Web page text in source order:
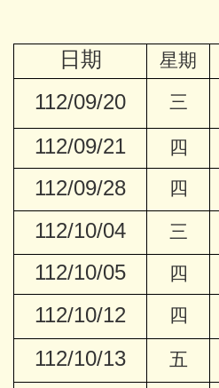
日期 星期
112/09/20 三
112/09/21
四
112/09/28 四
112/10/04
三
112/10/05 四
112/10/12 四
112/10/13 五